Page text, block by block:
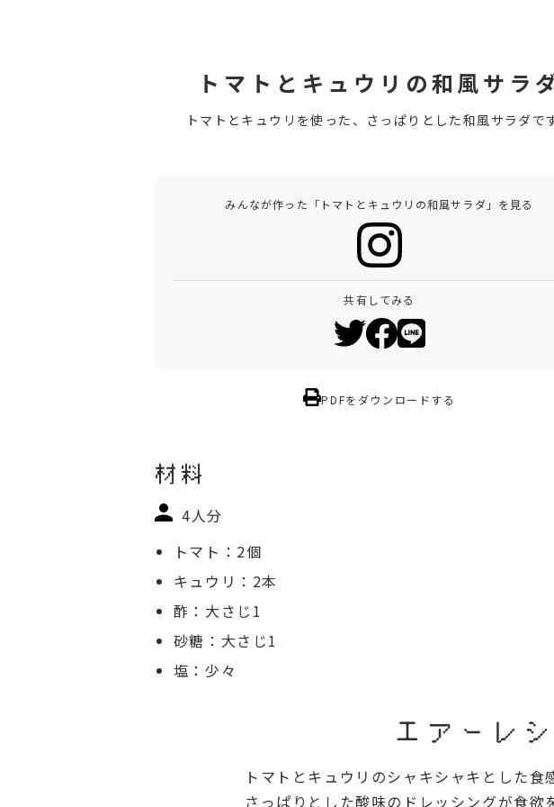
トマトとキュウリの和風サラ
トマトとキュウリを使った、さっぱりとした和風サラダです
みんなが作った「トマトとキュウリの和風サラダ」を見る
共有してみる
PDFをダウンロードする
材料
4人分
トマト：2個
キュウリ：2本
酢：大さじ1
砂糖：大さじ1
塩：少々
エアーレ
トマトとキュウリのシャキシャキとした食
さっぱりとした酸味のドレッシングが食